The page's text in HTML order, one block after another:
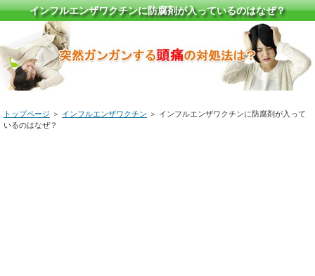
インフルエンザワクチンに防腐剤が入っているのはなぜ？
トップページ ＞ インフルエンザワクチン ＞ インフルエンザワクチンに防腐剤が入って
いるのはなぜ？